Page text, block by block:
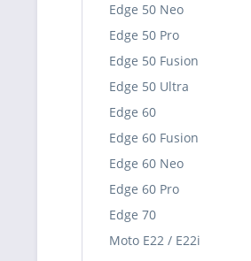
Edge 50 Neo
Edge 50 Pro
Edge 50 Fusion
Edge 50 Ultra
Edge 60
Edge 60 Fusion
Edge 60 Neo
Edge 60 Pro
Edge 70
Moto E22 / E22i